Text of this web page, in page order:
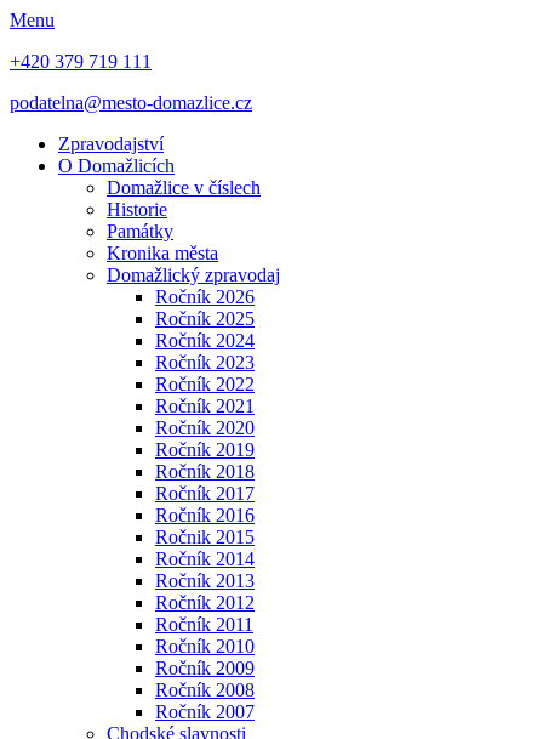
Menu
+420 379 719 111
podatelna@mesto-domazlice.cz
Zpravodajství
O Domažlicích
Domažlice v číslech
Historie
Památky
Kronika města
Domažlický zpravodaj
Ročník 2026
Ročník 2025
Ročník 2024
Ročník 2023
Ročník 2022
Ročník 2021
Ročník 2020
Ročník 2019
Ročník 2018
Ročník 2017
Ročník 2016
Ročnik 2015
Ročník 2014
Ročník 2013
Ročník 2012
Ročník 2011
Ročník 2010
Ročník 2009
Ročník 2008
Ročník 2007
Chodské slavnosti